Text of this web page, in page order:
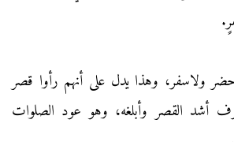
ولاسفر، وهذا يدل على أنهم رأوا قصر
أشد القصر وأبلغه، وهو عود الصلوات